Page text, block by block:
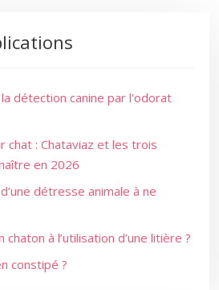
détection canine par l’odorat
chat : Chataviaz et les trois
en 2026
détresse animale à ne
à l’utilisation d’une litière ?
constipé ?